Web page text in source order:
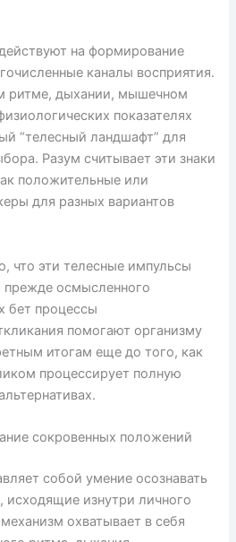
на формирование
каналы восприятия.
ритме, дыхании, мышечном
показателях
“телесный ландшафт” для
Разум считывает эти знаки
положительные или
для разных вариантов
что эти телесные импульсы
прежде осмысленного
бет процессы
помогают организму
итогам еще до того, как
процессирует полную
сокровенных положений
собой умение осознавать
исходящие изнутри личного
охватывает в себя